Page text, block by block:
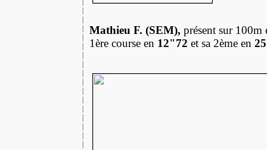
Mathieu F. (SEM), présent sur 100m
1ère course en 12"72 et sa 2ème en